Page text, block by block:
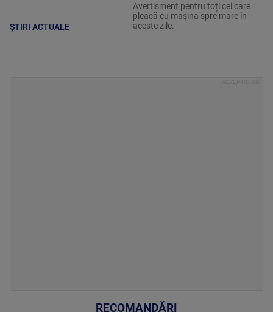
ȘTIRI ACTUALE
Avertisment pentru toți cei care
pleacă cu mașina spre mare în
aceste zile.
RECOMANDĂRI